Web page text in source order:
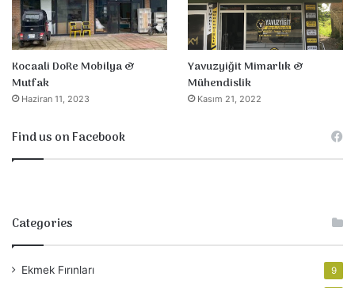
Kocaali DoRe Mobilya &
Mutfak
Haziran 11, 2023
Yavuzyiğit Mimarlık &
Mühendislik
Kasım 21, 2022
Find us on Facebook
Categories
Ekmek Fırınları 9